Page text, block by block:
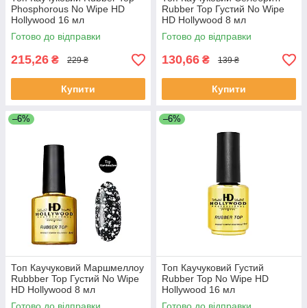
Phosphorous No Wipe HD
Hollywood 16 мл
Готово до відправки
215,26 ₴ 229 ₴
Купити
Rubber Top Густий No Wipe
HD Hollywood 8 мл
Готово до відправки
130,66 ₴ 139 ₴
Купити
–6%
Топ Каучуковий Маршмеллоу
Rubbber Top Густий No Wipe
HD Hollywood 8 мл
–6%
Топ Каучуковий Густий
Rubber Top No Wipe HD
Hollywood 16 мл